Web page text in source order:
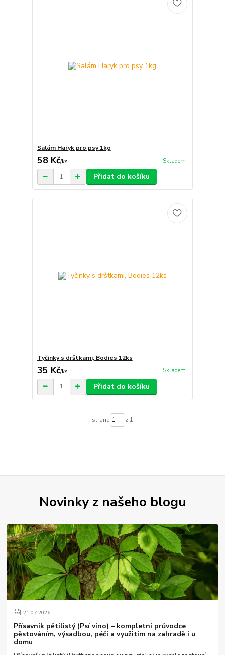
Salám Haryk pro psy 1kg
58 Kč/ks Skladem
Přidat do košíku
Tyčinky s drštkami, Bodies 12ks
35 Kč/ks Skladem
Přidat do košíku
strana z 1
Novinky z našeho blogu
21.07.2026
Přísavník pětilistý (Psí víno) – kompletní průvodce
pěstováním, výsadbou, péčí a využitím na zahradě i u
domu